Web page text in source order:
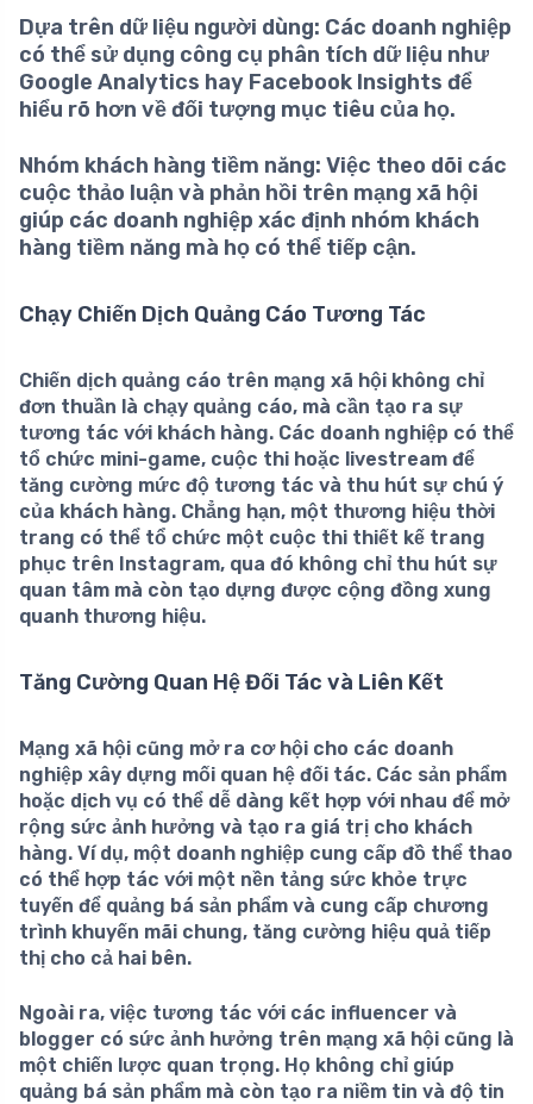
Dựa trên dữ liệu người dùng: Các doanh nghiệp
có thể sử dụng công cụ phân tích dữ liệu như
Google Analytics hay Facebook Insights để
hiểu rõ hơn về đối tượng mục tiêu của họ.
Nhóm khách hàng tiềm năng: Việc theo dõi các
cuộc thảo luận và phản hồi trên mạng xã hội
giúp các doanh nghiệp xác định nhóm khách
hàng tiềm năng mà họ có thể tiếp cận.
Chạy Chiến Dịch Quảng Cáo Tương Tác
Chiến dịch quảng cáo trên mạng xã hội không chỉ
đơn thuần là chạy quảng cáo, mà cần tạo ra sự
tương tác với khách hàng. Các doanh nghiệp có thể
tổ chức mini-game, cuộc thi hoặc livestream để
tăng cường mức độ tương tác và thu hút sự chú ý
của khách hàng. Chẳng hạn, một thương hiệu thời
trang có thể tổ chức một cuộc thi thiết kế trang
phục trên Instagram, qua đó không chỉ thu hút sự
quan tâm mà còn tạo dựng được cộng đồng xung
quanh thương hiệu.
Tăng Cường Quan Hệ Đối Tác và Liên Kết
Mạng xã hội cũng mở ra cơ hội cho các doanh
nghiệp xây dựng mối quan hệ đối tác. Các sản phẩm
hoặc dịch vụ có thể dễ dàng kết hợp với nhau để mở
rộng sức ảnh hưởng và tạo ra giá trị cho khách
hàng. Ví dụ, một doanh nghiệp cung cấp đồ thể thao
có thể hợp tác với một nền tảng sức khỏe trực
tuyến để quảng bá sản phẩm và cung cấp chương
trình khuyến mãi chung, tăng cường hiệu quả tiếp
thị cho cả hai bên.
Ngoài ra, việc tương tác với các influencer và
blogger có sức ảnh hưởng trên mạng xã hội cũng là
một chiến lược quan trọng. Họ không chỉ giúp
quảng bá sản phẩm mà còn tạo ra niềm tin và độ tin